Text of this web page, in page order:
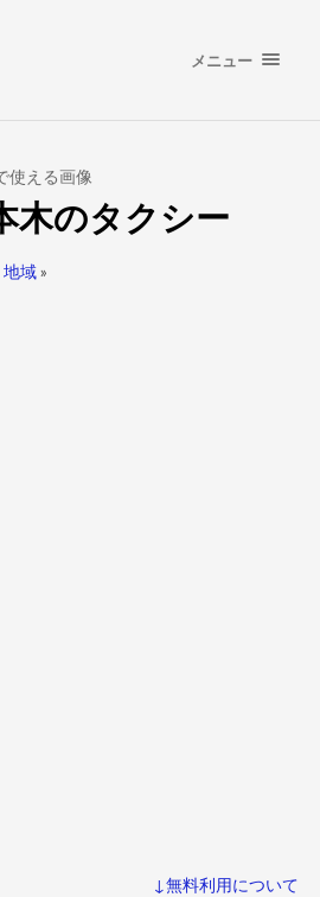
メニュー
使える画像
木のタクシー
地域»
↓無料利用について